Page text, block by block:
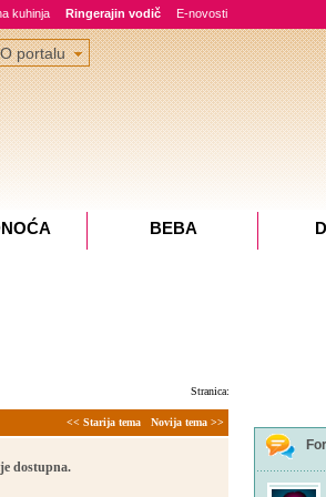
kuhinja Ringerajin vodič E-novosti
Stranica:
<< Starija tema Novija tema >>
dostupna.
O portalu
BEBA